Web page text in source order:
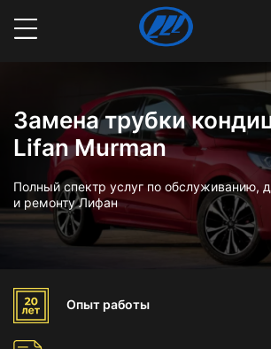
Замена трубки
Lifan Murman
Полный спектр услуг по обслуживанию,
и ремонту Лифан
Опыт работы